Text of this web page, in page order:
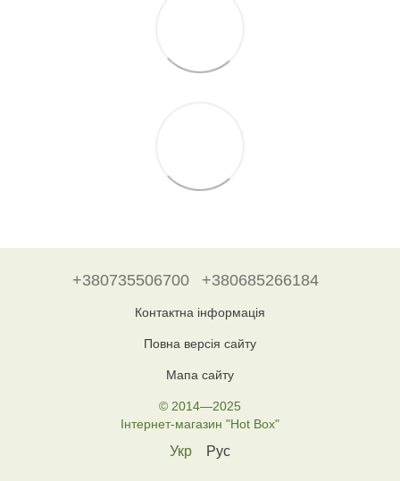
+380735506700 +380685266184
Контактна інформація
Повна версія сайту
Мапа сайту
© 2014—2025
Інтернет-магазин "Hot Box"
Укр Рус